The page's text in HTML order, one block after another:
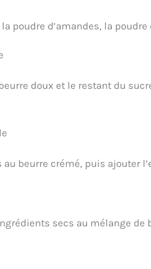
poudre d’amandes, la
doux et le restant du
beurre crémé, puis ajouter
secs au mélange de